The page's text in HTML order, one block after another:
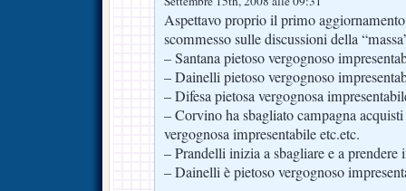
Aspettavo proprio il primo
scommesso sulle discussioni della
– Santana pietoso vergognoso
– Dainelli pietoso vergognoso
– Difesa pietosa vergognosa
– Corvino ha sbagliato campagna
vergognosa impresentabile etc.etc.
– Prandelli inizia a sbagliare e a prendere
– Dainelli è pietoso vergognoso